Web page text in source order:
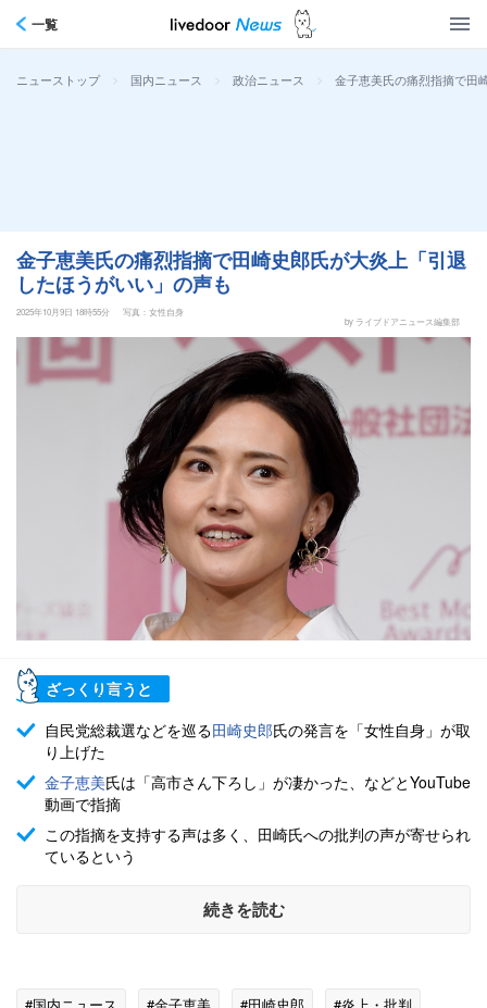
一覧
ニューストップ > 国内ニュース > 政治ニュース > 金子恵美氏の痛烈指摘で田
金子恵美氏の痛烈指摘で田崎史郎氏が大炎上「引退
したほうがいい」の声も
2025年10月9日 18時55分
写真：女性自身
by ライブドアニュース編集部
ざっくり言うと
自民党総裁選などを巡る田崎史郎氏の発言を「女性自身」が取
り上げた
金子恵美氏は「高市さん下ろし」が凄かった、などとYouTube
動画で指摘
この指摘を支持する声は多く、田崎氏への批判の声が寄せられ
ているという
続きを読む
#国内ニュース #金子恵美 #田崎史郎
#炎上・批判